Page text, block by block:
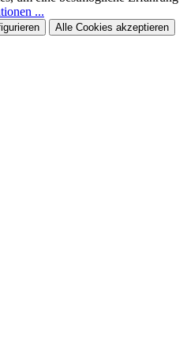
...
Alle Cookies akzeptieren